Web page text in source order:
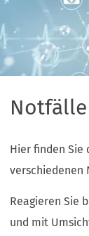
Notfälle
Hier finden Sie
verschiedenen
Reagieren Sie
und mit